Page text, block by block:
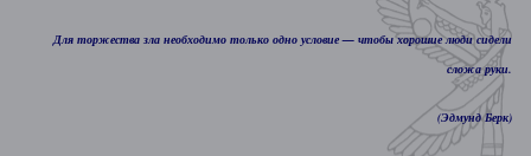
Для торжества зла необходимо только одно условие — чтобы хорошие люди сидели
сложа руки.
(Эдмунд Берк)